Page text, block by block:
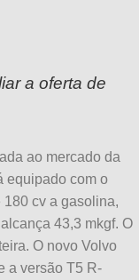
a oferta de
ao mercado da
equipado com o
cv a gasolina,
43,3 mkgf. O
O novo Volvo
a versão T5 R-